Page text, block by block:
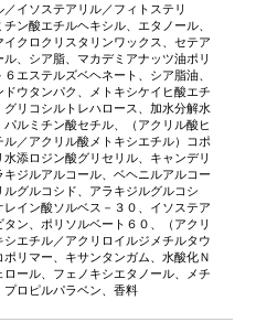
／イソステアリル／フィトステリ
チン酸エチルヘキシル、エタノール、
イクロクリスタリンワックス、セテア
ル、シア脂、マカデミアナッツ油ポリ
６エステルズベヘネート、シア脂油、
ドウタンパク、メトキシケイヒ酸エチ
グリコシルトレハロース、加水分解水
パルミチン酸セチル、（アクリル酸ヒ
ル／アクリル酸メトキシエチル）コポ
水添ロジン酸グリセリル、キャンデリ
キジルアルコール、ベヘニルアルコー
ルグルコシド、アラキジルグルコシ
レイン酸ソルベス－３０、イソステア
タン、ポリソルベート６０、（アクリ
シエチル／アクリロイルジメチルタウ
ポリマー、キサンタンガム、水酸化Ｎ
ロール、フェノキシエタノール、メチ
プロピルパラベン、香料